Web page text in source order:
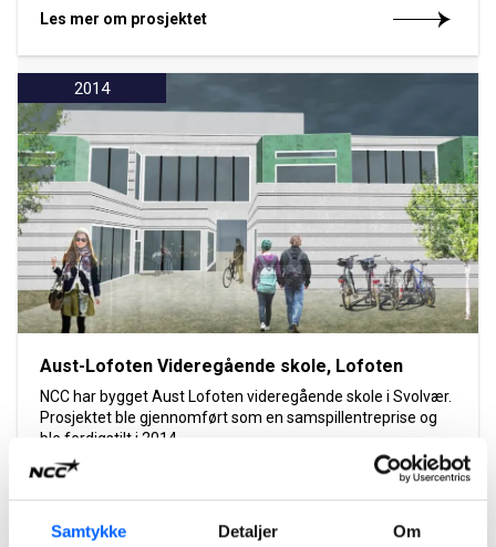
Samtykke Detaljer Om
Les mer om prosjektet
2014
Aust-Lofoten Videregående skole, Lofoten
NCC har bygget Aust Lofoten videregående skole i Svolvær.
Prosjektet ble gjennomført som en samspillentreprise og
ble ferdigstilt i 2014.